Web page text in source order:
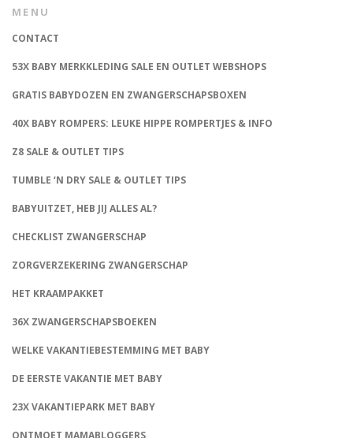
MENU
CONTACT
53X BABY MERKKLEDING SALE EN OUTLET WEBSHOPS
GRATIS BABYDOZEN EN ZWANGERSCHAPSBOXEN
40X BABY ROMPERS: LEUKE HIPPE ROMPERTJES & INFO
Z8 SALE & OUTLET TIPS
TUMBLE ‘N DRY SALE & OUTLET TIPS
BABYUITZET, HEB JIJ ALLES AL?
CHECKLIST ZWANGERSCHAP
ZORGVERZEKERING ZWANGERSCHAP
HET KRAAMPAKKET
36X ZWANGERSCHAPSBOEKEN
WELKE VAKANTIEBESTEMMING MET BABY
DE EERSTE VAKANTIE MET BABY
23X VAKANTIEPARK MET BABY
ONTMOET MAMABLOGGERS